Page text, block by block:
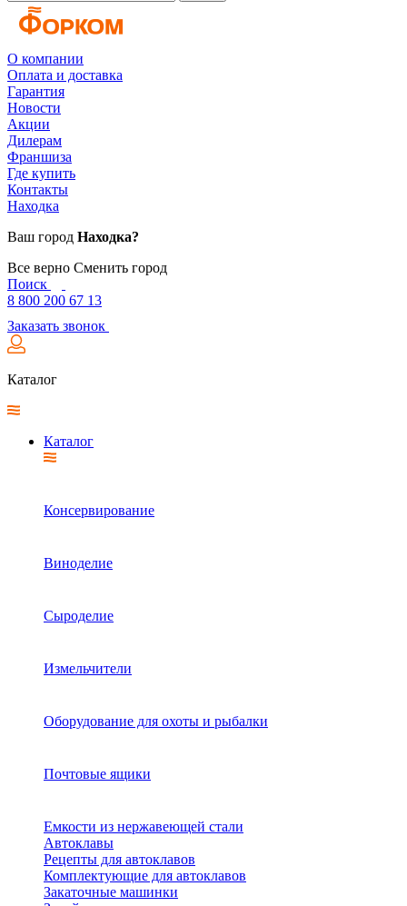
О компании
Оплата и доставка
Гарантия
Новости
Акции
Дилерам
Франшиза
Где купить
Контакты
Находка
Ваш город Находка?
Все верно Сменить город
Поиск
8 800 200 67 13
Заказать звонок
Каталог
Каталог
Консервирование
Виноделие
Сыроделие
Измельчители
Оборудование для охоты и рыбалки
Почтовые ящики
Емкости из нержавеющей стали
Автоклавы
Рецепты для автоклавов
Комплектующие для автоклавов
Закаточные машинки